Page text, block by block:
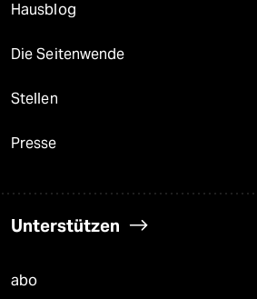
Hausblog
Die Seitenwende
Stellen
Presse
Unterstützen
abo